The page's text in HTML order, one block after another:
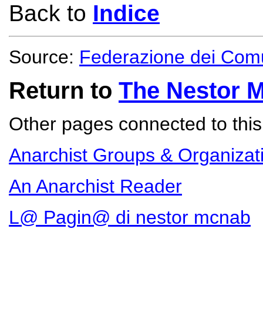
Back to Indice
Source: Federazione dei
Return to The Nestor
Other pages connected to
Anarchist Groups &
An Anarchist Reader
L@ Pagin@ di nestor mcnab